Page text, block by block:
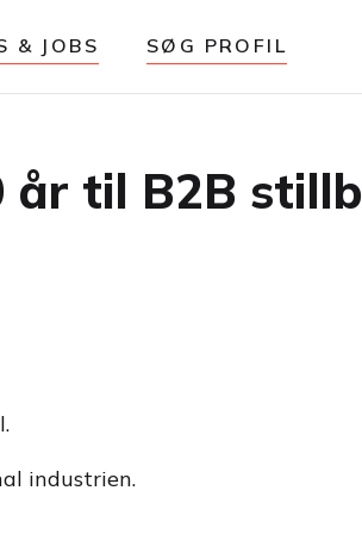
& JOBS SØG PROFIL
til B2B
industrien.